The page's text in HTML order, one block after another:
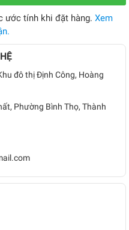
ước tính khi đặt hàng. Xem
đô thị Định Công, Hoàng
Phường Bình Thọ, Thành